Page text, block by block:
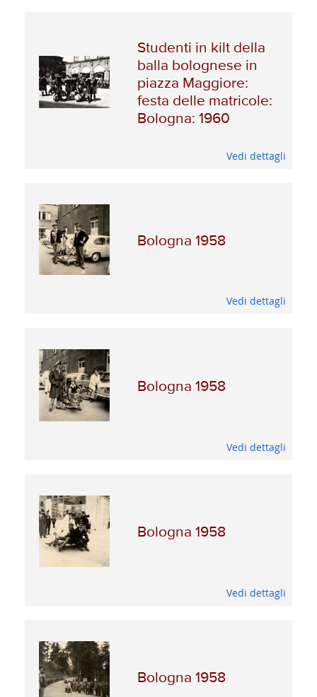
Studenti in kilt della
balla bolognese in
piazza Maggiore:
festa delle matricole:
Bologna: 1960
Vedi dettagli
Bologna 1958
Vedi dettagli
Bologna 1958
Vedi dettagli
Bologna 1958
Vedi dettagli
Bologna 1958